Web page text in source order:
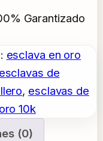
Garantizado
esclava en oro
esclavas de
, esclavas de
oro 10k
(0)